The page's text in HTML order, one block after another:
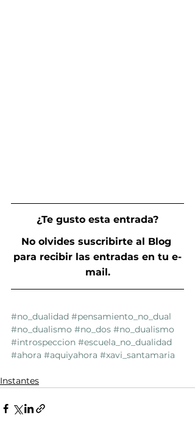
¿Te gusto esta entrada?
No olvides suscribirte al Blog
para recibir las entradas en tu e-
mail.
#no_dualidad #pensamiento_no_dual
#no_dualismo #no_dos #no_dualismo
#introspeccion #escuela_no_dualidad
#ahora #aquiyahora #xavi_santamaria
Instantes